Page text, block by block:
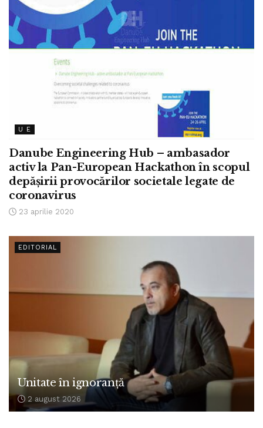
U E
Danube Engineering Hub – ambasador
activ la Pan-European Hackathon în scopul
depășirii provocărilor societale legate de
coronavirus
23 aprilie 2020
EDITORIAL
Unitate în ignoranță
2 august 2026